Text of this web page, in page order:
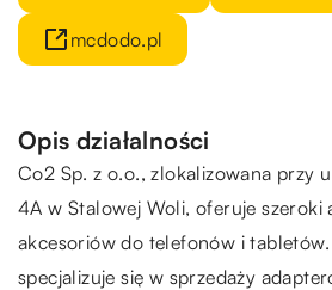
mcdodo.pl
Opis działalności
Co2 Sp. z o.o., zlokalizowana przy
4A w Stalowej Woli, oferuje szeroki
akcesoriów do telefonów i
specjalizuje się w sprzedaży